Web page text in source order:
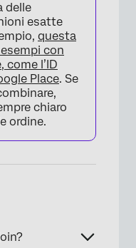
×
delle
esatte
questa
con
come l’ID
Place. Se
chiaro
ordine.